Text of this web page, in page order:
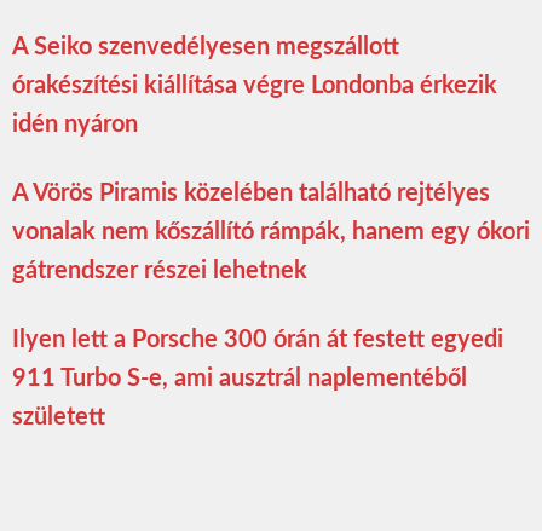
A Seiko szenvedélyesen megszállott
órakészítési kiállítása végre Londonba érkezik
idén nyáron
A Vörös Piramis közelében található rejtélyes
vonalak nem kőszállító rámpák, hanem egy ókori
gátrendszer részei lehetnek
Ilyen lett a Porsche 300 órán át festett egyedi
911 Turbo S-e, ami ausztrál naplementéből
született